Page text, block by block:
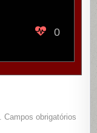
0
Campos obrigatórios